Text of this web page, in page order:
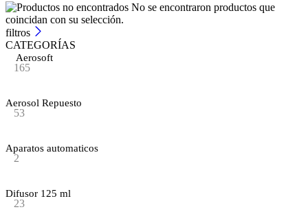
No se encontraron productos que
coincidan con su selección.
filtros
CATEGORÍAS
Aerosoft
165
Aerosol Repuesto
53
Aparatos automaticos
2
Difusor 125 ml
23